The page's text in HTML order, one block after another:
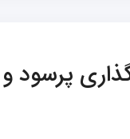
پرسود و